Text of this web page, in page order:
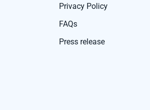
Privacy Policy
FAQs
Press release